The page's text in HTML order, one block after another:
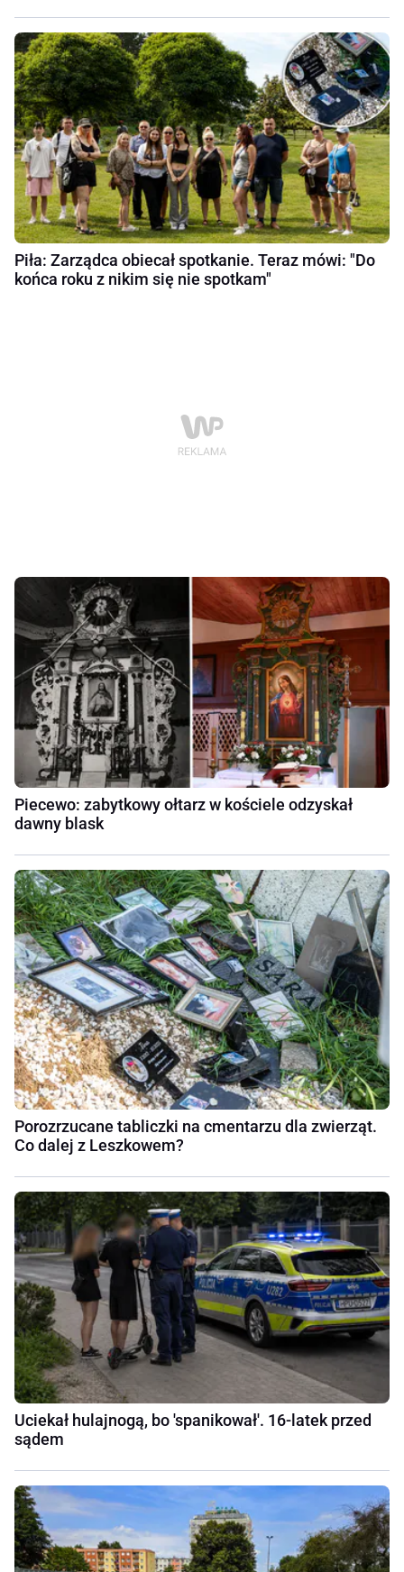
Piła: Zarządca obiecał spotkanie. Teraz mówi: "Do
końca roku z nikim się nie spotkam"
Piecewo: zabytkowy ołtarz w kościele odzyskał
dawny blask
Porozrzucane tabliczki na cmentarzu dla zwierząt.
Co dalej z Leszkowem?
Uciekał hulajnogą, bo 'spanikował'. 16-latek przed
sądem